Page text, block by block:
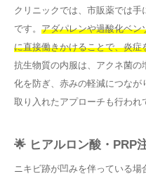
クリニックでは、市販薬では
です。 アダパレンや過酸化ベン
に直接働きかけることで、炎
抗生物質の内服は、アクネ菌
化を防ぎ、赤みの軽減につな
取り入れたアプローチも行われ
🌟 ヒアルロン酸・PRP
ニキビ跡が凹みを伴っている